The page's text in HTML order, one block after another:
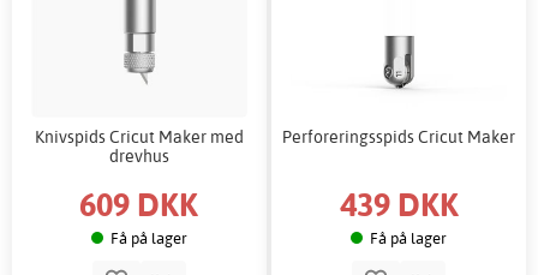
Knivspids Cricut Maker med
drevhus
609 DKK
Få på lager
Perforeringsspids Cricut Maker
439 DKK
Få på lager